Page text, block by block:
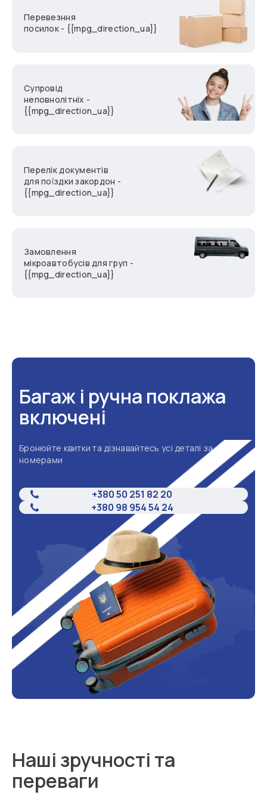
Перевезння
посилок - {{mpg_direction_ua}}
Супровід
неповнолітніх -
{{mpg_direction_ua}}
Перелік документів
для поїздки закордон -
{{mpg_direction_ua}}
Замовлення
мікроавтобусів для груп -
{{mpg_direction_ua}}
Багаж і ручна поклажа
включені
Бронюйте квитки та дізнавайтесь усі деталі за
номерами
+380 50 251 82 20
+380 98 954 54 24
Наші зручності та
переваги